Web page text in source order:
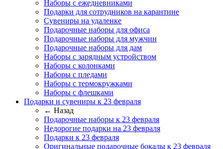
Наборы с ежедневниками
Подарки для сотрудников на карантине
Сувениры на удаленке
Подарочные наборы для офиса
Подарочные наборы для мужчин
Подарочные наборы для дам
Наборы с зарядным устройством
Наборы с колонками
Наборы с пледами
Наборы с термокружками
Наборы с флешками
Подарки и сувениры к 23 февраля
← Назад
Подарочные наборы к 23 февраля
Недорогие подарки на 23 февраля
Подарки к 23 февраля
Оригинальные подарочные бокалы к 23 февраля